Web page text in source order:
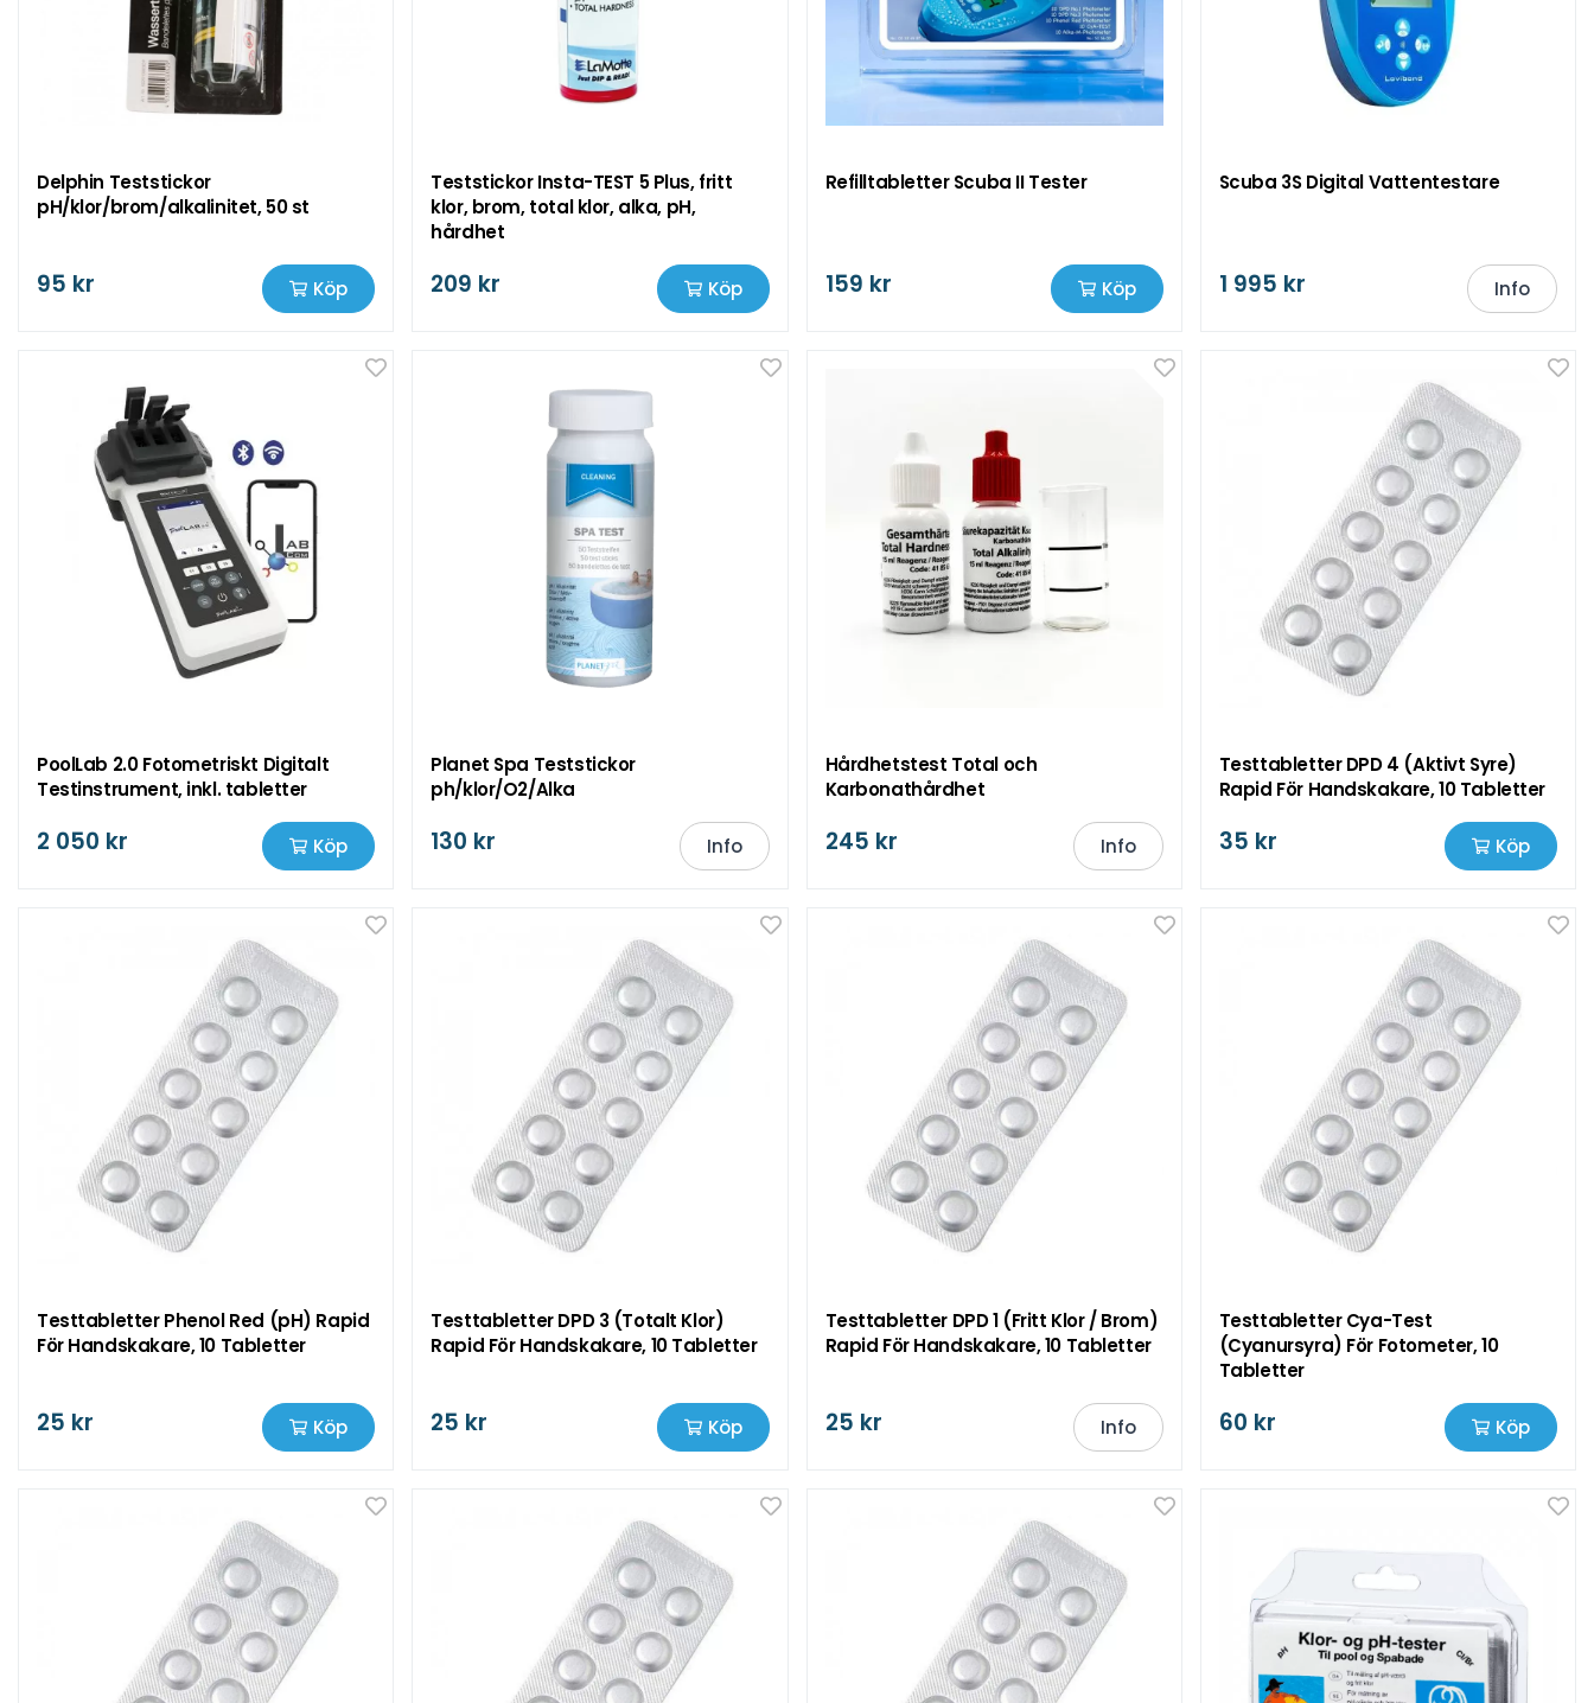
Delphin Teststickor
pH/klor/brom/alkalinitet, 50 st
95 kr Köp
Teststickor Insta-TEST 5 Plus, fritt
klor, brom, total klor, alka, pH,
hårdhet
209 kr Köp
Refilltabletter Scuba II Tester
159 kr Köp
Scuba 3S Digital Vattentestare
1 995 kr Info
PoolLab 2.0 Fotometriskt Digitalt
Testinstrument, inkl. tabletter
2 050 kr Köp
Planet Spa Teststickor
ph/klor/O2/Alka
130 kr Info
Hårdhetstest Total och
Karbonathårdhet
245 kr Info
Testtabletter DPD 4 (Aktivt Syre)
Rapid För Handskakare, 10 Tabletter
35 kr Köp
Testtabletter Phenol Red (pH) Rapid
För Handskakare, 10 Tabletter
25 kr Köp
Testtabletter DPD 3 (Totalt Klor)
Rapid För Handskakare, 10 Tabletter
25 kr Köp
Testtabletter DPD 1 (Fritt Klor / Brom)
Rapid För Handskakare, 10 Tabletter
25 kr Info
Testtabletter Cya-Test
(Cyanursyra) För Fotometer, 10
Tabletter
60 kr Köp